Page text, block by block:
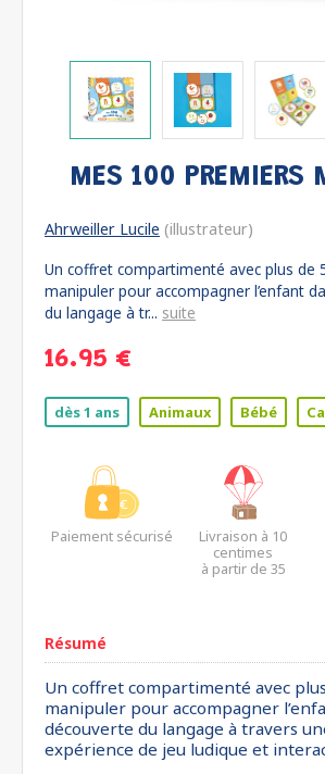
MES 100 PREMIERS
Ahrweiller Lucile (illustrateur)
Un coffret compartimenté avec plus de
manipuler pour accompagner l’enfant
du langage à tr... suite
16.95 €
dès 1 ans Animaux Bébé
Paiement sécurisé
Livraison à 10
centimes
à partir de 35
Résumé
Un coffret compartimenté avec
manipuler pour accompagner
découverte du langage à travers
expérience de jeu ludique et